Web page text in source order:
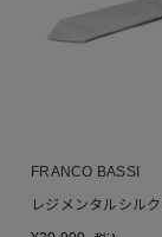
FRANCO BASSI
レジメンタルシル